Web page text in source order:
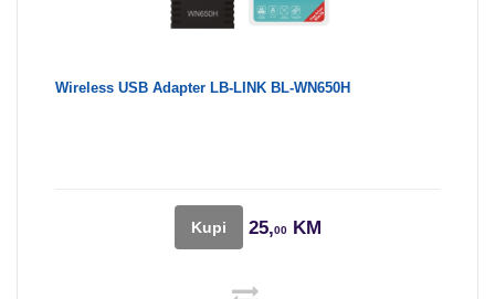
Wireless USB Adapter LB-LINK BL-WN650H
Kupi 25,00KM